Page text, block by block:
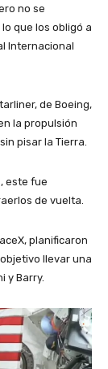
no se
que los obligó a
Internacional
de Boeing,
la propulsión
pisar la Tierra.
este fue
de vuelta.
planificaron
llevar una
y Barry.